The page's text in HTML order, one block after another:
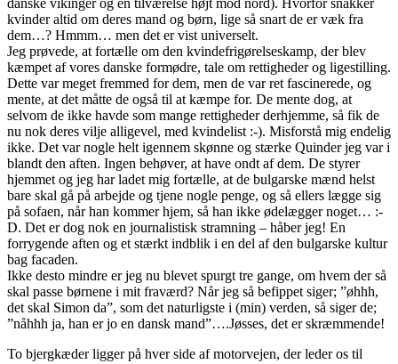
kvinder altid om deres mand og børn, lige så snart de er væk fra
dem…? Hmmm… men det er vist universelt.
Jeg prøvede, at fortælle om den kvindefrigørelseskamp, der blev
kæmpet af vores danske formødre, tale om rettigheder og ligestilling.
Dette var meget fremmed for dem, men de var ret fascinerede, og
mente, at det måtte de også til at kæmpe for. De mente dog, at
selvom de ikke havde som mange rettigheder derhjemme, så fik de
nu nok deres vilje alligevel, med kvindelist :-). Misforstå mig endelig
ikke. Det var nogle helt igennem skønne og stærke Quinder jeg var i
blandt den aften. Ingen behøver, at have ondt af dem. De styrer
hjemmet og jeg har ladet mig fortælle, at de bulgarske mænd helst
bare skal gå på arbejde og tjene nogle penge, og så ellers lægge sig
på sofaen, når han kommer hjem, så han ikke ødelægger noget… :-
D. Det er dog nok en journalistisk stramning – håber jeg! En
forrygende aften og et stærkt indblik i en del af den bulgarske kultur
bag facaden.
Ikke desto mindre er jeg nu blevet spurgt tre gange, om hvem der så
skal passe børnene i mit fraværd? Når jeg så befippet siger; ”øhhh,
det skal Simon da”, som det naturligste i (min) verden, så siger de;
”nåhhh ja, han er jo en dansk mand”….Jøsses, det er skræmmende!
To bjergkæder ligger på hver side af motorvejen, der leder os til